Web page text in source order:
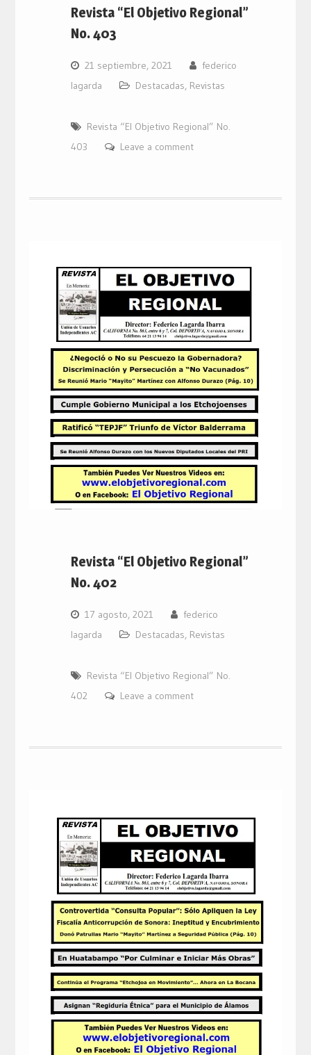
Revista “El Objetivo Regional”
No. 403
21 septiembre, 2021
federico
lagarda
Destacadas, Revistas
Revista “El Objetivo Regional” No.
403
Leave a comment
Revista “El Objetivo Regional”
No. 402
17 agosto, 2021
federico
lagarda
Destacadas, Revistas
Revista “El Objetivo Regional” No.
402
Leave a comment